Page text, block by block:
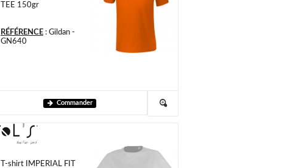
TEE 150gr
RÉFÉRENCE: Gildan -
GN640
Commander
T-shirt IMPERIAL FIT